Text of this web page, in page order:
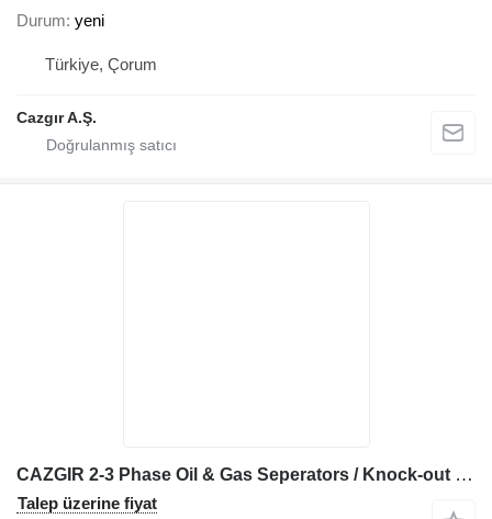
Durum yeni
Türkiye, Çorum
Cazgır A.Ş.
CAZGIR 2-3 Phase Oil & Gas Seperators / Knock-out Drums
Talep üzerine fiyat